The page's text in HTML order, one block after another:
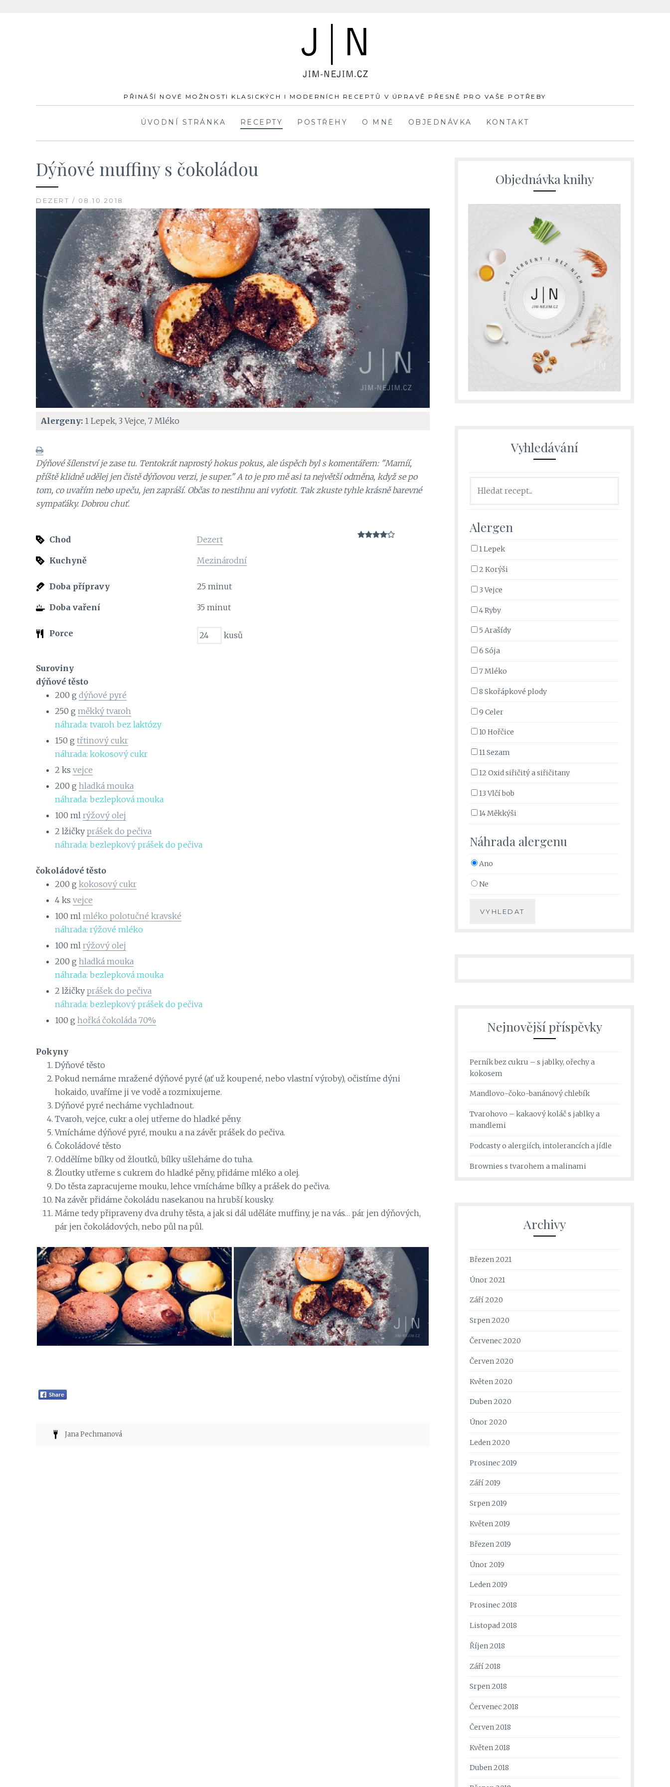
JÍM-
NEJÍM.cz
PŘINÁŠÍ NOVÉ MOŽNOSTI KLASICKÝCH I MODERNÍCH RECEPTŮ V ÚPRAVĚ PŘESNĚ PRO VAŠE POTŘEBY
ÚVODNÍ STRÁNKA RECEPTY POSTŘEHY O MNĚ OBJEDNÁVKA KONTAKT
Dýňové muffiny s čokoládou
DEZERT / 08.10.2018
Alergeny: 1 Lepek, 3 Vejce, 7 Mléko
Dýňové šílenství je zase tu. Tentokrát naprostý hokus pokus, ale úspěch byl s komentářem: "Mamíí,
příště klidně udělej jen čistě dýňovou verzi, je super." A to je pro mě asi ta největší odměna, když se po
tom, co uvařím nebo upeču, jen zapráší. Občas to nestihnu ani vyfotit. Tak zkuste tyhle krásně barevné
sympaťáky. Dobrou chuť.
Chod Dezert
Kuchyně Mezinárodní
Doba přípravy 25 minut
Doba vaření 35 minut
Porce kusů
Suroviny
dýňové těsto
200 g dýňové pyré
250 g měkký tvaroh
náhrada: tvaroh bez laktózy
150 g třtinový cukr
náhrada: kokosový cukr
2 ks vejce
200 g hladká mouka
náhrada: bezlepková mouka
100 ml rýžový olej
2 lžičky prášek do pečiva
náhrada: bezlepkový prášek do pečiva
čokoládové těsto
200 g kokosový cukr
4 ks vejce
100 ml mléko polotučné kravské
náhrada: rýžové mléko
100 ml rýžový olej
200 g hladká mouka
náhrada: bezlepková mouka
2 lžičky prášek do pečiva
náhrada: bezlepkový prášek do pečiva
100 g hořká čokoláda 70%
Pokyny
Dýňové těsto
Pokud nemáme mražené dýňové pyré (ať už koupené, nebo vlastní výroby), očistíme dýni
hokaido, uvaříme ji ve vodě a rozmixujeme.
Dýňové pyré necháme vychladnout.
Tvaroh, vejce, cukr a olej utřeme do hladké pěny.
Vmícháme dýňové pyré, mouku a na závěr prášek do pečiva.
Čokoládové těsto
Oddělíme bílky od žloutků, bílky ušleháme do tuha.
Žloutky utřeme s cukrem do hladké pěny, přidáme mléko a olej.
Do těsta zapracujeme mouku, lehce vmícháme bílky a prášek do pečiva.
Na závěr přidáme čokoládu nasekanou na hrubší kousky.
Máme tedy připraveny dva druhy těsta, a jak si dál uděláte muffiny, je na vás… pár jen dýňových,
pár jen čokoládových, nebo půl na půl.
Jana Pechmanová
Objednávka knihy
Vyhledávání
Alergen
1 Lepek
2 Korýši
3 Vejce
4 Ryby
5 Arašídy
6 Sója
7 Mléko
8 Skořápkové plody
9 Celer
10 Hořčice
11 Sezam
12 Oxid siřičitý a siřičitany
13 Vlčí bob
14 Měkkýši
Náhrada alergenu
Ano
Ne
Nejnovější příspěvky
Perník bez cukru – s jablky, ořechy a
kokosem
Mandlovo-čoko-banánový chlebík
Tvarohovo – kakaový koláč s jablky a
mandlemi
Podcasty o alergiích, intolerancích a jídle
Brownies s tvarohem a malinami
Archivy
Březen 2021
Únor 2021
Září 2020
Srpen 2020
Červenec 2020
Červen 2020
Květen 2020
Duben 2020
Únor 2020
Leden 2020
Prosinec 2019
Září 2019
Srpen 2019
Květen 2019
Březen 2019
Únor 2019
Leden 2019
Prosinec 2018
Listopad 2018
Říjen 2018
Září 2018
Srpen 2018
Červenec 2018
Červen 2018
Květen 2018
Duben 2018